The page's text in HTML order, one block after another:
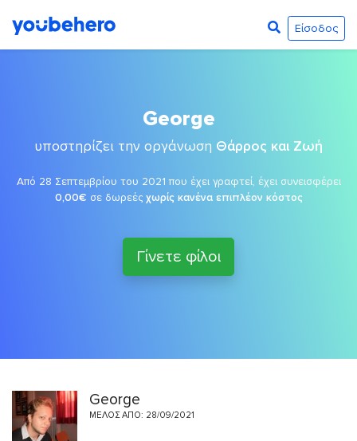
Είσοδος
George
υποστηρίζει την οργάνωση Θάρρος και Ζωή
Από 28 Σεπτεμβρίου του 2021 που έχει γραφτεί, έχει συνεισφέρει
0,00€ σε δωρεές χωρίς κανένα επιπλέον κόστος
Γίνετε φίλοι
George
ΜΈΛΟΣ ΑΠΌ: 28/09/2021